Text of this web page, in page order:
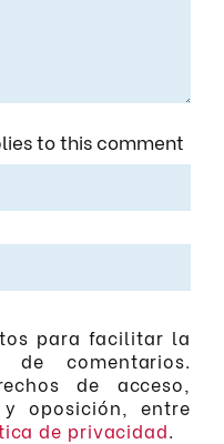
to this comment
para facilitar la
comentarios.
de acceso,
oposición, entre
de privacidad.